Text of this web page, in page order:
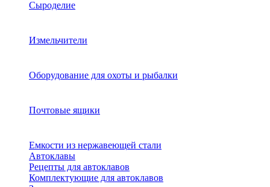
Сыроделие
Измельчители
Оборудование для охоты и рыбалки
Почтовые ящики
Емкости из нержавеющей стали
Автоклавы
Рецепты для автоклавов
Комплектующие для автоклавов